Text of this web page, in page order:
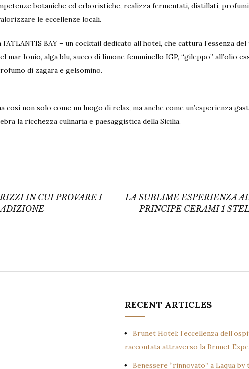
botaniche ed erboristiche, realizza fermentati, distillati,
le eccellenze locali.
BAY – un cocktail dedicato all’hotel, che cattura l’essenza
mar Ionio, alga blu, succo di limone femminello IGP, “gileppo” all’olio
di zagara e gelsomino.
così non solo come un luogo di relax, ma anche come un’esperienza
la ricchezza culinaria e paesaggistica della Sicilia.
LA SUBLIME ESPERIENZA
PRINCIPE CERAMI 1
IN CUI PROVARE I
RECENT ARTICLES
Brunet Hotel: l’eccellenza
raccontata attraverso la Brunet
Benessere “rinnovato” a Laqua by